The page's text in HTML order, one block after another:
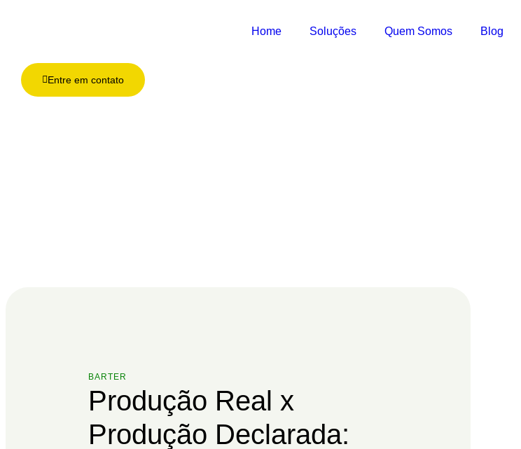
Home Soluções Quem Somos Blog
Entre em contato
BARTER
Produção Real x
Produção Declarada: